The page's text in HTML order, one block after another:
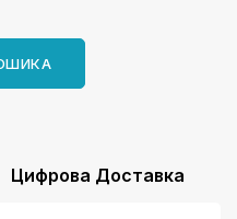
Цифрова Доставка